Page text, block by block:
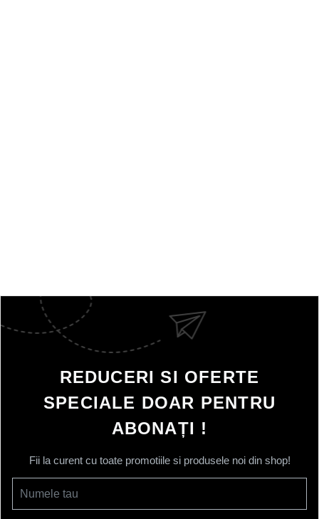
REDUCERI SI OFERTE
SPECIALE DOAR PENTRU
ABONAȚI !
Fii la curent cu toate promotiile si produsele noi din shop!
Numele tau